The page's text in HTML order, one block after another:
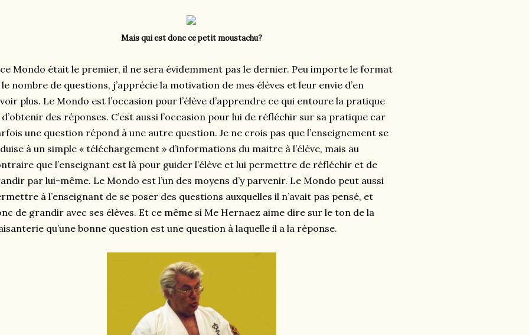
Mais qui est donc ce petit moustachu?
Mondo était le premier, il ne sera évidemment pas le dernier. Peu importe le format
nombre de questions, j’apprécie la motivation de mes élèves et leur envie d’en
plus. Le Mondo est l’occasion pour l’élève d’apprendre ce qui entoure la pratique
des réponses. C’est aussi l’occasion pour lui de réfléchir sur sa pratique car
une question répond à une autre question. Je ne crois pas que l’enseignement se
à un simple « téléchargement » d’informations du maitre à l’élève, mais au
que l’enseignant est là pour guider l’élève et lui permettre de réfléchir et de
par lui-même. Le Mondo est l’un des moyens d’y parvenir. Le Mondo peut aussi
à l’enseignant de se poser des questions auxquelles il n’avait pas pensé, et
de grandir avec ses élèves. Et ce même si Me Hernaez aime dire sur le ton de la
qu’une bonne question est une question à laquelle il a la réponse.